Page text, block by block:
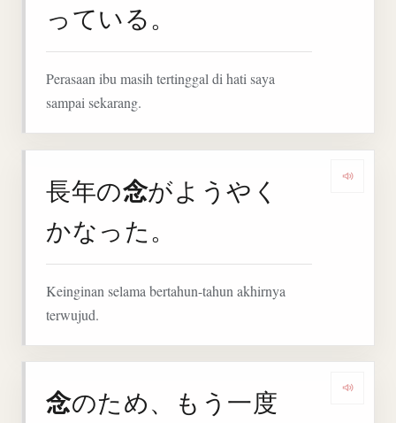
っている。
Perasaan ibu masih tertinggal di hati saya
sampai sekarang.
長年の念がようやく
かなった。
Keinginan selama bertahun-tahun akhirnya
terwujud.
念のため、もう一度